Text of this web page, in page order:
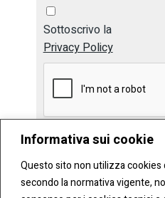
Informativa sui cookie
Questo sito non utilizza cookies
secondo la normativa vigente,
Sottoscrivo la
Privacy Policy